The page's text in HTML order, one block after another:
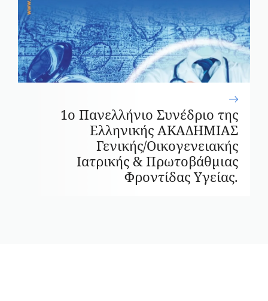
1ο Πανελλήνιο Συνέδριο της
Ελληνικής ΑΚΑΔΗΜΙΑΣ
Γενικής/Οικογενειακής
Ιατρικής & Πρωτοβάθμιας
Φροντίδας Υγείας.